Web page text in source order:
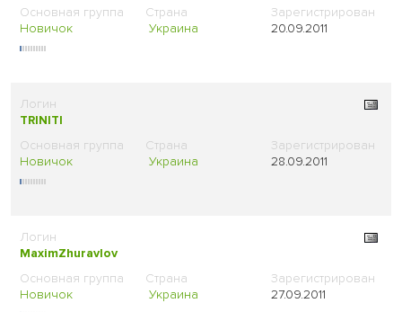
Новичок Украина 20.09.2011
TRINITI
Новичок Украина 28.09.2011
MaximZhuravlov
Новичок Украина 27.09.2011